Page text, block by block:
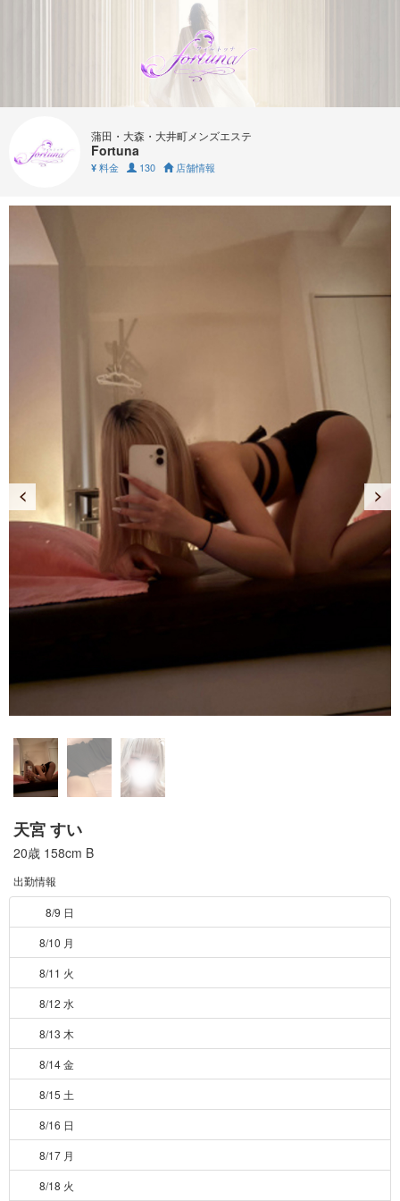
蒲田・大森・大井町メンズエステ
Fortuna
¥ 料金 130 店舗情報
天宮 すい
20歳 158cm B
出勤情報
8/9 日
8/10 月
8/11 火
8/12 水
8/13 木
8/14 金
8/15 土
8/16 日
8/17 月
8/18 火